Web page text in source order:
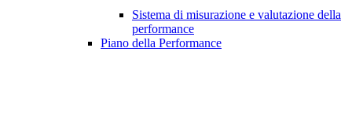
Sistema di misurazione e valutazione della
performance
Piano della Performance